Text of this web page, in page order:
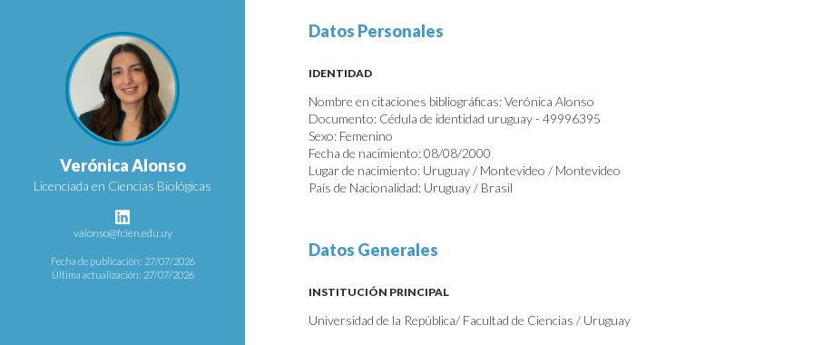
Verónica Alonso
Licenciada en Ciencias Biológicas
valonso@fcien.edu.uy
Fecha de publicación: 27/07/2026
Última actualización: 27/07/2026
Datos Personales
IDENTIDAD
Nombre en citaciones bibliográficas: Verónica Alonso
Documento: Cédula de identidad uruguay - 49996395
Sexo: Femenino
Fecha de nacimiento: 08/08/2000
Lugar de nacimiento: Uruguay / Montevideo / Montevideo
País de Nacionalidad: Uruguay / Brasil
Datos Generales
INSTITUCIÓN PRINCIPAL
Universidad de la República/ Facultad de Ciencias / Uruguay